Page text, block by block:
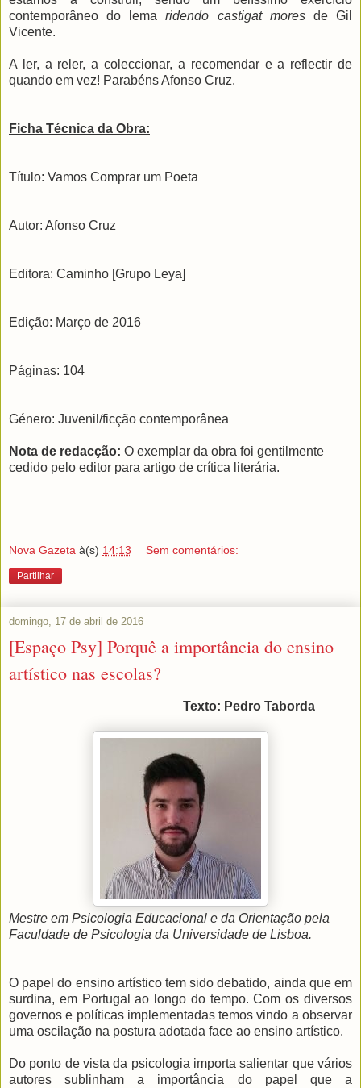
contemporâneo do lemaridendo castigat moresde Gil
Vicente.
A ler, a reler, a coleccionar, a recomendar e a reflectir de
quando em vez! Parabéns Afonso Cruz.
Ficha Técnica da Obra:
Título: Vamos Comprar um Poeta
Autor: Afonso Cruz
Editora: Caminho [Grupo Leya]
Edição: Março de 2016
Páginas: 104
Género: Juvenil/ficção contemporânea
Nota de redacção: O exemplar da obra foi gentilmente
cedido pelo editor para artigo de crítica literária.
Nova Gazeta à(s) 14:13 Sem comentários:
Partilhar
domingo, 17 de abril de 2016
[Espaço Psy] Porquê a importância do ensino
artístico nas escolas?
Texto: Pedro Taborda
Mestre em Psicologia Educacional e da Orientação pela
Faculdade de Psicologia da Universidade de Lisboa.
O papel do ensino artístico tem sido debatido, ainda que em
surdina, em Portugal ao longo do tempo. Com os diversos
governos e políticas implementadas temos vindo a observar
uma oscilação na postura adotada face ao ensino artístico.
Do ponto de vista da psicologia importa salientar que vários
autores sublinham a importância do papel que a